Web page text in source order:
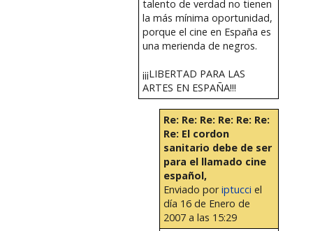
talento de verdad no tienen
la más mínima oportunidad,
porque el cine en España es
una merienda de negros.
¡¡¡LIBERTAD PARA LAS
ARTES EN ESPAÑA!!!
Re: Re: Re: Re: Re: Re:
Re: El cordon
sanitario debe de ser
para el llamado cine
español,
Enviado poriptucci el
día 16 de Enero de
2007 a las 15:29